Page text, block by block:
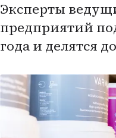
Эксперты
предприятий
года и делятся